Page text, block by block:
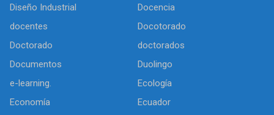
Diseño Industrial
Docencia
docentes
Docotorado
Doctorado
doctorados
Documentos
Duolingo
e-learning.
Ecología
Economía
Ecuador